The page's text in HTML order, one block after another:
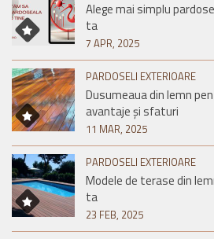
Alege mai simplu
ta
7 APR, 2025
PARDOSELI EXTERIOARE
Dusumeaua din lemn
avantaje și sfaturi
11 MAR, 2025
PARDOSELI EXTERIOARE
Modele de terase din
ta
23 FEB, 2025